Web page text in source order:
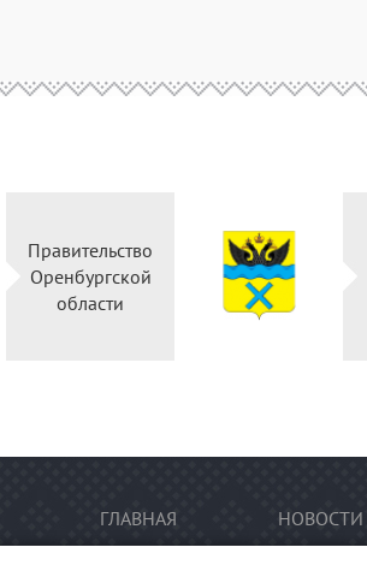
Правительство
Оренбургской
области
ГЛАВНАЯ НОВОСТИ